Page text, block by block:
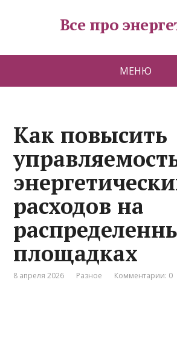
Все про
МЕНЮ
Как повысить
расходов на
площадках
8 апреля 2026 Разное Комментарии: 0